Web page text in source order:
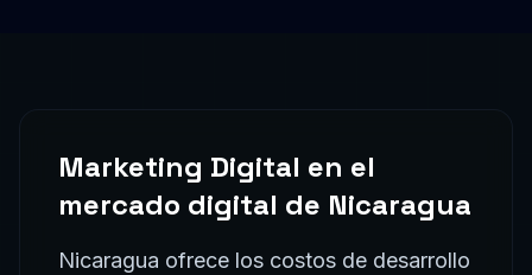
Marketing Digital en el
mercado digital de Nicaragua
Nicaragua ofrece los costos de desarrollo